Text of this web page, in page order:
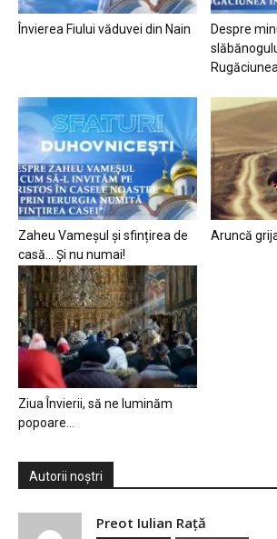
Învierea Fiului văduvei din Nain
Despre
Zaheu Vameșul și sfințirea de
casă… Și nu numai!
Aruncă
Ziua Învierii, să ne luminăm
popoare…
Autorii noștri
Preot Iulian Raţă